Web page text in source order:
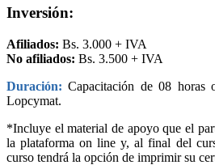
Inversión:
Afiliados: Bs. 3.000 + IVA
No afiliados: Bs. 3.500 + IVA
Duración: Capacitación de 08 horas
Lopcymat.
*Incluye el material de apoyo que el
la plataforma on line y, al final del
curso tendrá la opción de imprimir su